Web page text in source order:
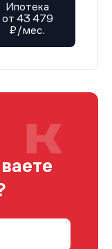
Ипотека
от 43 479
₽/мес.